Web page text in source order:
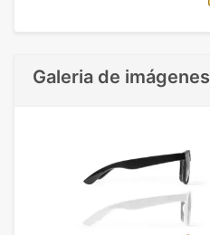
Galeria de imágenes